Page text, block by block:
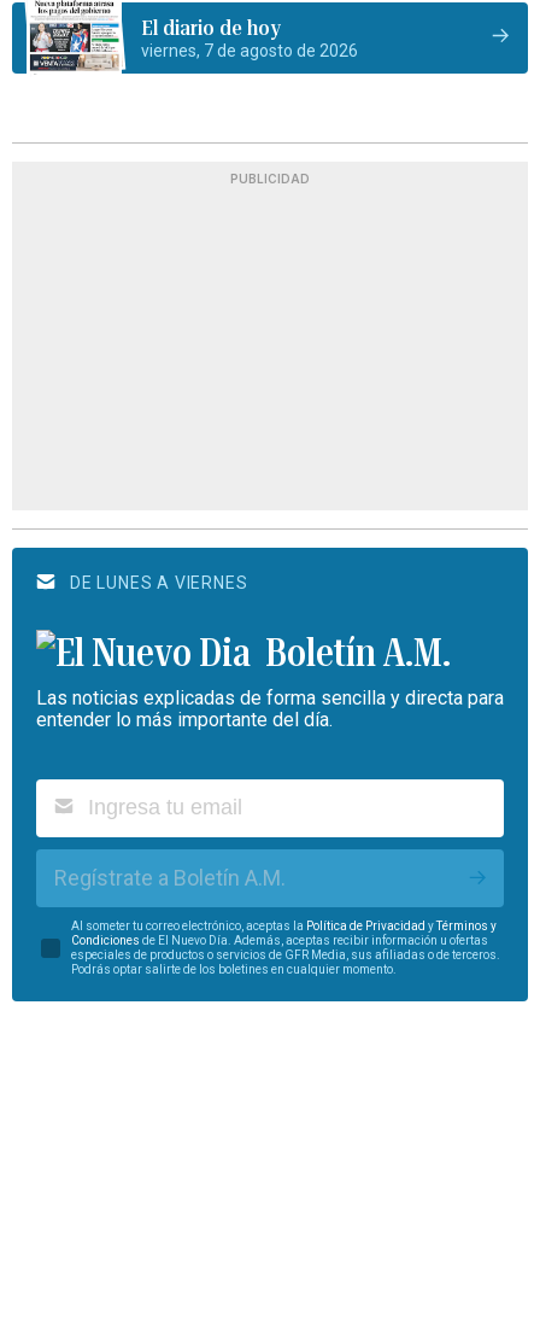
El diario de hoy
viernes, 7 de agosto de 2026
PUBLICIDAD
DE LUNES A VIERNES
Boletín A.M.
Las noticias explicadas de forma sencilla y directa para
entender lo más importante del día.
Regístrate a Boletín A.M.
Al someter tu correo electrónico, aceptas la Política de Privacidad yTérminos y
Condiciones de El Nuevo Día. Además, aceptas recibir información u ofertas
especiales de productos o servicios de GFR Media, sus afiliadas o de terceros.
Podrás optar salirte de los boletines en cualquier momento.